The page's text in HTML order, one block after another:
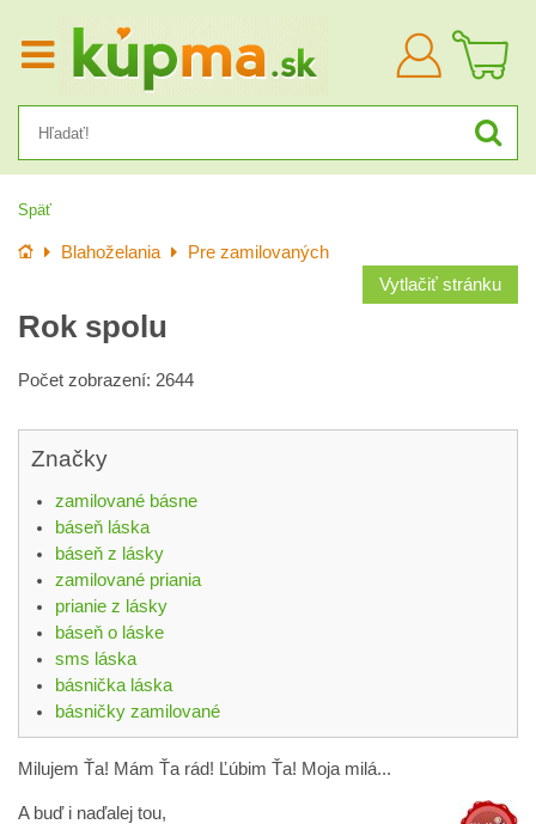
Prihlásiť
sa
Späť
Úvod Blahoželania
Pre zamilovaných
Vytlačiť stránku
Rok spolu
Počet zobrazení: 2644
Značky
zamilované básne
báseň láska
báseň z lásky
zamilované priania
prianie z lásky
báseň o láske
sms láska
básnička láska
básničky zamilované
Milujem Ťa! Mám Ťa rád! Ľúbim Ťa! Moja milá...
A buď i naďalej tou,